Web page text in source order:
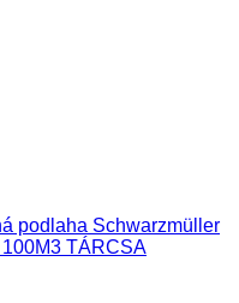
podlaha Schwarzmüller
TÁRCSA